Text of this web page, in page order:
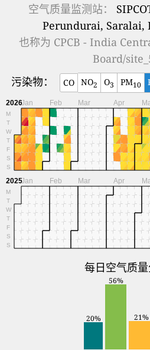
空气质量监测站：
Perundurai, Saralai,
也称为 CPCB - India
Board/
污染物：
CO NO2 O3 PM10
2026
M
T
W
T
F
S
S
Jan Feb Mar Apr
2025
M
T
W
T
F
S
S
Jan Feb Mar Apr
每日空气质量
20%
56%
21%